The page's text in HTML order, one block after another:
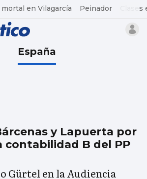
en Vilagarcía Peinador
España
y Lapuerta por
contabilidad B del PP
Gürtel en la Audiencia